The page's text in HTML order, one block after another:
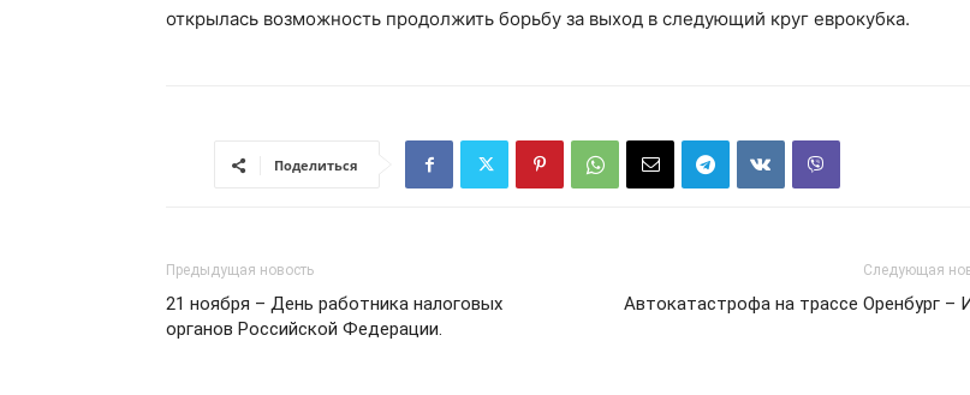
открылась возможность продолжить борьбу за выход в следующий круг еврокубка.
Поделиться
Предыдущая новость
21 ноября – День работника налоговых
органов Российской Федерации.
Следующая
Автокатастрофа на трассе Оренбург –